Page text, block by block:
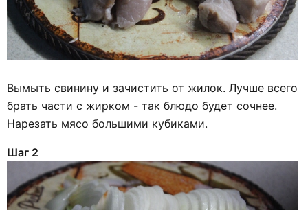
Вымыть свинину и зачистить от жилок. Лучше всего
брать части с жирком - так блюдо будет сочнее.
Нарезать мясо большими кубиками.
Шаг 2